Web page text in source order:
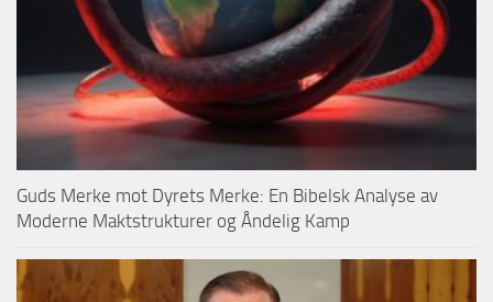
Guds Merke mot Dyrets Merke: En Bibelsk Analyse av
Moderne Maktstrukturer og Åndelig Kamp